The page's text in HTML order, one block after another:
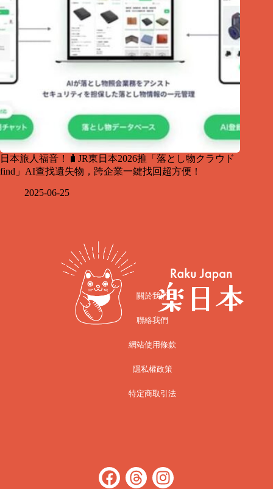
日本旅人福音！🧳JR東日本2026推「落とし物クラウド
find」AI查找遺失物，跨企業一鍵找回超方便！
2025-06-25
關於我們
聯絡我們
網站使用條款
隱私權政策
特定商取引法